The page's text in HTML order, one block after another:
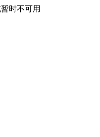
时不可用